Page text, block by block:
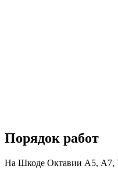
Порядок работ
На Шкоде Октавии А5, А7,